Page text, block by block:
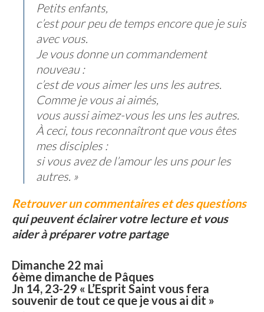
Petits enfants,
c’est pour peu de temps encore que je suis
avec vous.
Je vous donne un commandement
nouveau :
c’est de vous aimer les uns les autres.
Comme je vous ai aimés,
vous aussi aimez-vous les uns les autres.
À ceci, tous reconnaîtront que vous êtes
mes disciples :
si vous avez de l’amour les uns pour les
autres. »
Retrouver un commentaires et des questions
qui peuvent éclairer votre lecture et vous
aider à préparer votre partage
Dimanche 22 mai
6ème dimanche de Pâques
Jn 14, 23-29 « L’Esprit Saint vous fera
souvenir de tout ce que je vous ai dit »